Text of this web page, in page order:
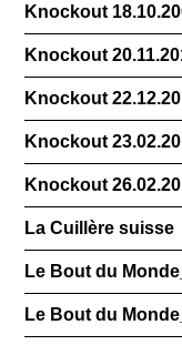
Knockout
Knockout
Knockout
Knockout
Knockout
La Cuillère suisse
Le Bout du
Le Bout du